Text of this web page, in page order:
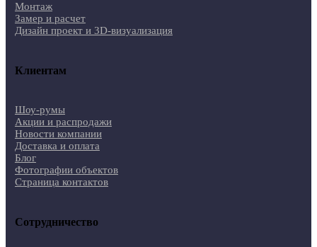
Монтаж
Замер и расчет
Дизайн проект и 3D-визуализация
Клиентам
Шоу-румы
Акции и распродажи
Новости компании
Доставка и оплата
Блог
Фотографии объектов
Страница контактов
Сотрудничество